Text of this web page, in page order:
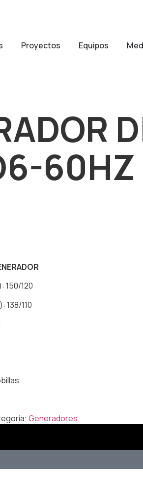
Proyectos Equipos
60HZ
150/120
138/110
Generadores